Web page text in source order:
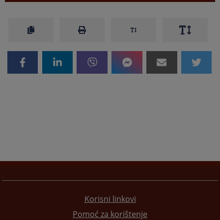
Korisni linkovi
Pomoć za korištenje